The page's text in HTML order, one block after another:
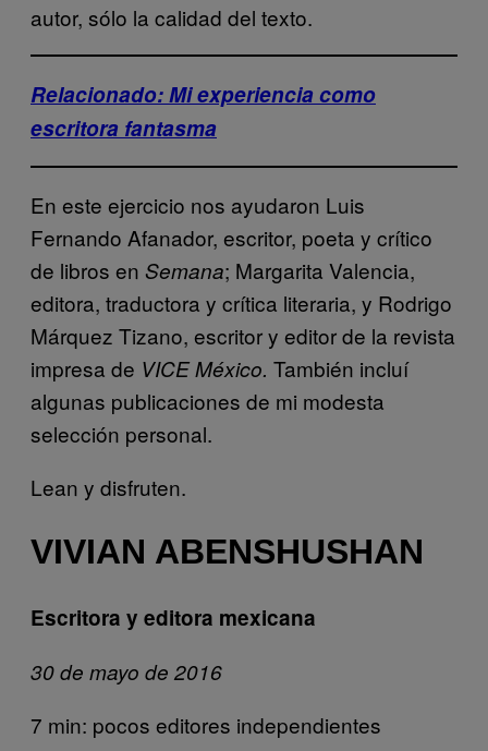
autor, sólo la calidad del texto.
Relacionado: Mi experiencia como
escritora fantasma
En este ejercicio nos ayudaron Luis
Fernando Afanador, escritor, poeta y crítico
de libros en Semana; Margarita Valencia,
editora, traductora y crítica literaria, y Rodrigo
Márquez Tizano, escritor y editor de la revista
impresa de VICE México. También incluí
algunas publicaciones de mi modesta
selección personal.
Lean y disfruten.
VIVIAN ABENSHUSHAN
Escritora y editora mexicana
30 de mayo de 2016
7 min: pocos editores independientes